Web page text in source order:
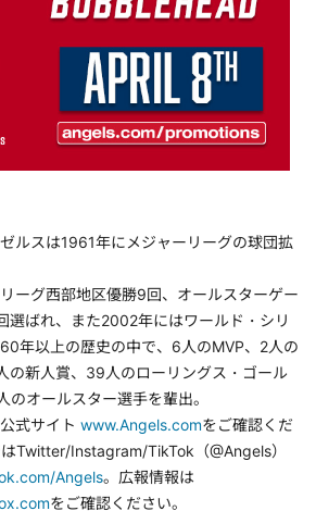
ルスは1961年にメジャーリーグの球団拡
ーグ西部地区優勝9回、オールスターゲー
選ばれ、また2002年にはワールド・シリ
年以上の歴史の中で、6人のMVP、2人の
の新人賞、39人のローリングス・ゴール
のオールスター選手を輩出。
式サイト www.Angels.comをご確認くだ
Twitter/Instagram/TikTok（@Angels）
Angels。広報情報は
をご確認ください。